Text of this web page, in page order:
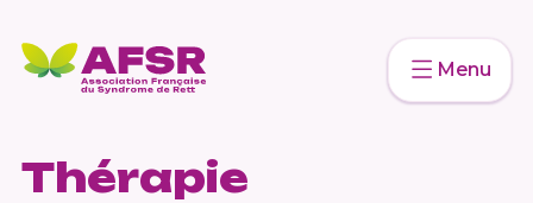
Menu
Thérapie